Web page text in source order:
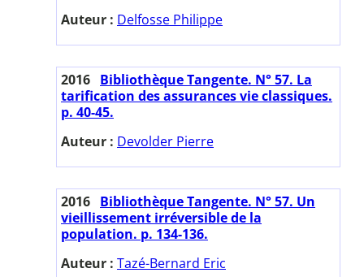
Auteur : Delfosse Philippe
2016 Bibliothèque Tangente. N° 57. La
tarification des assurances vie classiques.
p. 40-45.
Auteur : Devolder Pierre
2016 Bibliothèque Tangente. N° 57. Un
vieillissement irréversible de la
population. p. 134-136.
Auteur : Tazé-Bernard Eric